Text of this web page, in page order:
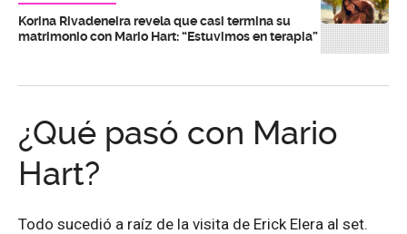
Korina Rivadeneira revela que casi termina su
matrimonio con Mario Hart: “Estuvimos en terapia”
¿Qué pasó con Mario
Hart?
Todo sucedió a raíz de la visita de Erick Elera al set.